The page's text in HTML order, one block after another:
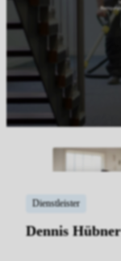
Dienstleister
Dennis